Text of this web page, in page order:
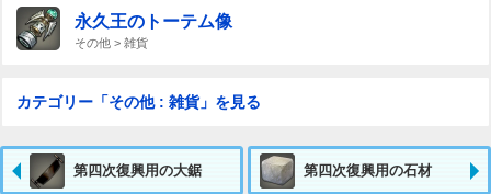
永久王のトーテム像
その他 > 雑貨
カテゴリー「その他 : 雑貨」を見る
第四次復興用の大鋸 第四次復興用の石材